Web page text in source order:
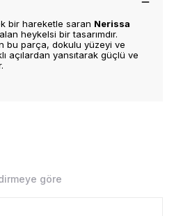
bir hareketle saran Nerissa
heykelsi bir tasarımdır.
bu parça, dokulu yüzeyi ve
açılardan yansıtarak güçlü ve
göre